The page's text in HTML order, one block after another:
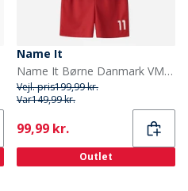
Name It
Name It Børne Danmark VM Fodbold Sæt True Red Denmark
Vejl. pris199,99 kr.
Var149,99 kr.
Current
99,99 kr.
Outlet